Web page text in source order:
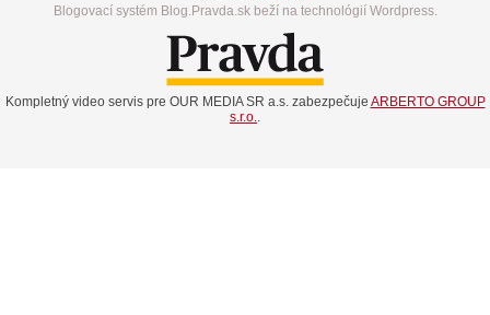
Blogovací systém Blog.Pravda.sk beží na technológií Wordpress.
Kompletný video servis pre OUR MEDIA SR a.s. zabezpečuje ARBERTO GROUP
s.r.o..